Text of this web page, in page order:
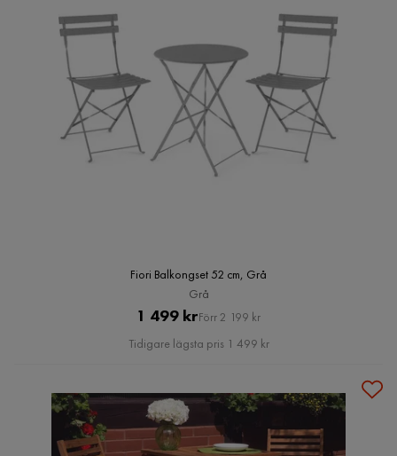
Fiori Balkongset 52 cm, Grå
Grå
Pris
1 499 krOriginal
Pris
Förr 2 199 kr
Tidigare lägsta pris 1 499 kr